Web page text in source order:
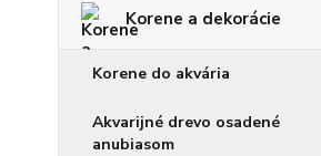
Korene a dekorácie
Korene do akvária
Akvarijné drevo osadené
anubiasom